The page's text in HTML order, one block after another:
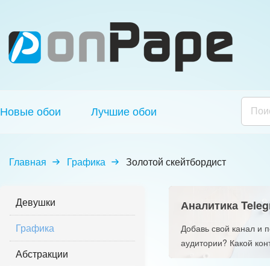
Новые обои Лучшие обои
Главная Графика Золотой скейтбордист
Девушки
Графика
Абстракции
Аналитика
Добавь свой канал и
аудитории? Какой